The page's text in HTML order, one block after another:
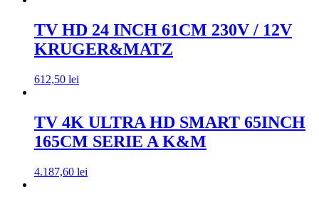
TV HD 24 INCH 61CM 230V / 12V
KRUGER&MATZ
612,50 lei
TV 4K ULTRA HD SMART 65INCH
165CM SERIE A K&M
4.187,60 lei